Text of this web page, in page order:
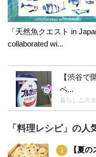
「天然魚クエスト in
collaborated wi...
【渋谷で
ベ...
暮らしニスタ
「料理レシピ」の人
【夏